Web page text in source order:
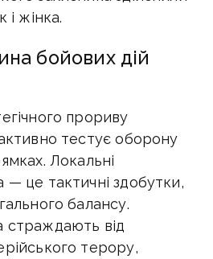
і жінка.
бойових дій
прориву
тестує оборону
Локальні
— це тактичні здобутки,
балансу.
страждають від
терору,